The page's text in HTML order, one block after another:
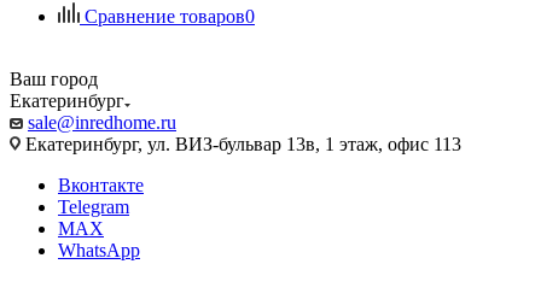
Сравнение товаров0
Ваш город
Екатеринбург
sale@inredhome.ru
Екатеринбург, ул. ВИЗ-бульвар 13в, 1 этаж, офис 113
Вконтакте
Telegram
MAX
WhatsApp